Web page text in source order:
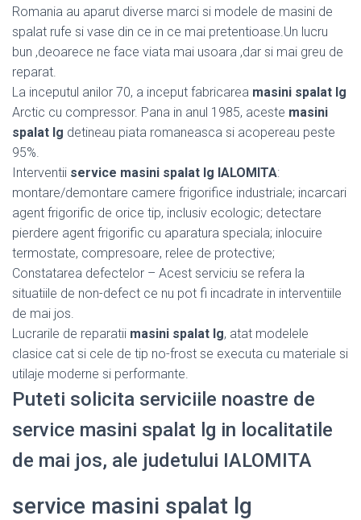
Romania au aparut diverse marci si modele de masini de
spalat rufe si vase din ce in ce mai pretentioase.Un lucru
bun ,deoarece ne face viata mai usoara ,dar si mai greu de
reparat.
La inceputul anilor 70, a inceput fabricarea masini spalat lg
Arctic cu compressor. Pana in anul 1985, aceste masini
spalat lg detineau piata romaneasca si acopereau peste
95%.
Interventii service masini spalat lg IALOMITA:
montare/demontare camere frigorifice industriale; incarcari
agent frigorific de orice tip, inclusiv ecologic; detectare
pierdere agent frigorific cu aparatura speciala; inlocuire
termostate, compresoare, relee de protective;
Constatarea defectelor – Acest serviciu se refera la
situatiile de non-defect ce nu pot fi incadrate in interventiile
de mai jos.
Lucrarile de reparatii masini spalat lg, atat modelele
clasice cat si cele de tip no-frost se executa cu materiale si
utilaje moderne si performante.
Puteti solicita serviciile noastre de
service masini spalat lg in localitatile
de mai jos, ale judetului IALOMITA
service masini spalat lg